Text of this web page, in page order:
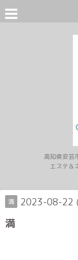
高知県安芸
エステ＆
満 2023-08-22
満